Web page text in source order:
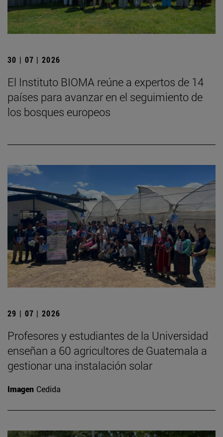
30 | 07 | 2026
El Instituto BIOMA reúne a expertos de 14
países para avanzar en el seguimiento de
los bosques europeos
29 | 07 | 2026
Profesores y estudiantes de la Universidad
enseñan a 60 agricultores de Guatemala a
gestionar una instalación solar
Imagen Cedida